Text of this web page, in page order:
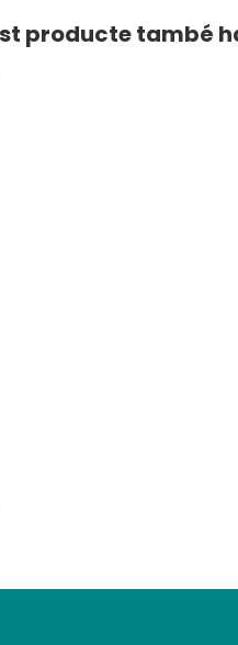
producte també